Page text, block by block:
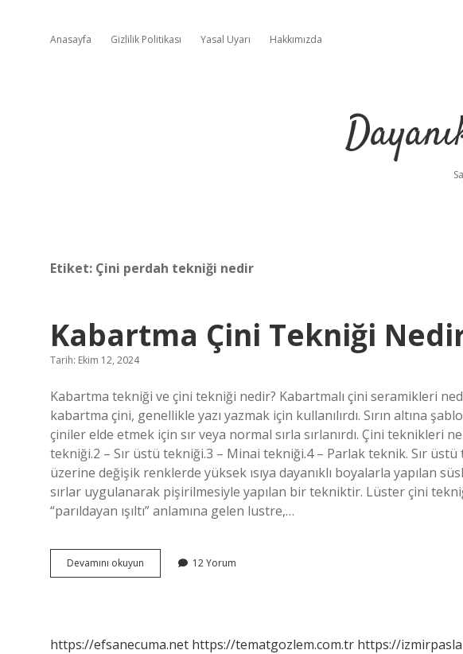
Anasayfa Gizlilik Politikası Yasal Uyarı Hakkımızda
Etiket: Çini perdah tekniği nedir
Kabartma Çini Tekniği
Tarih: Ekim 12, 2024
Kabartma tekniği ve çini tekniği nedir? Kabartmalı çini seramikleri
kabartma çini, genellikle yazı yazmak için kullanılırdı. Sırın altına
çiniler elde etmek için sır veya normal sırla sırlanırdı. Çini teknikleri
tekniği.2 – Sır üstü tekniği.3 – Minai tekniği.4 – Parlak teknik. Sır
üzerine değişik renklerde yüksek ısıya dayanıklı boyalarla yapılan
sırlar uygulanarak pişirilmesiyle yapılan bir tekniktir. Lüster çini
“parıldayan ışıltı” anlamına gelen lustre,…
Devamını okuyun Kabartma
Çini
12 Yorum
https://efsanecuma.net https://tematgozlem.com.tr https://